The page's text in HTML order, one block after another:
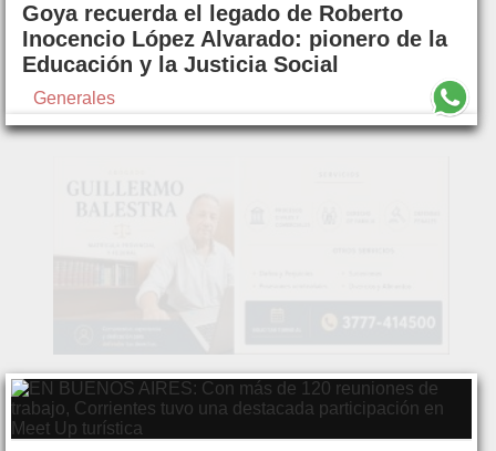
Goya recuerda el legado de Roberto
Inocencio López Alvarado: pionero de la
Educación y la Justicia Social
Generales